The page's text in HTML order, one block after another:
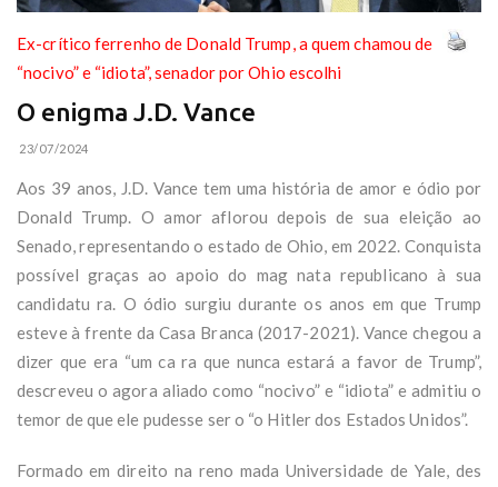
Ex-crítico ferrenho de Donald Trump, a quem chamou de
“nocivo” e “idiota”, senador por Ohio escolhi
O enigma J.D. Vance
23/07/2024
Aos 39 anos, J.D. Vance tem uma história de amor e ódio por
Donald Trump. O amor aflorou depois de sua eleição ao
Senado, representando o estado de Ohio, em 2022. Conquista
possível graças ao apoio do mag nata republicano à sua
candidatu ra. O ódio surgiu durante os anos em que Trump
esteve à frente da Casa Branca (2017-2021). Vance chegou a
dizer que era “um ca ra que nunca estará a favor de Trump”,
descreveu o agora aliado como “nocivo” e “idiota” e admitiu o
temor de que ele pudesse ser o “o Hitler dos Estados Unidos”.
Formado em direito na reno mada Universidade de Yale, des